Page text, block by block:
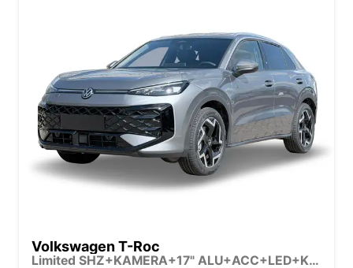
Volkswagen T-Roc
Limited SHZ+KAMERA+17" ALU+ACC+LED+KLIMA+PARK ASSIST